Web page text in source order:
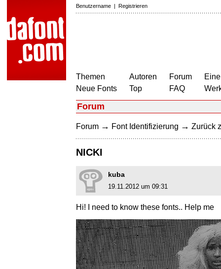
Benutzername | Registrieren
Themen
Neue Fonts
Autoren
Top
Forum
FAQ
Forum
Forum → Font Identifizierung → Zurück
NICKI
kuba
19.11.2012 um 09:31
Hi! I need to know these fonts.. Help me